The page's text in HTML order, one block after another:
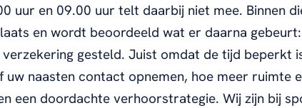
uur en 09.00 uur telt daarbij niet mee. Binnen
en wordt beoordeeld wat er daarna
verzekering gesteld. Juist omdat de tijd beperkt
uw naasten contact opnemen, hoe meer ruimte
een doordachte verhoorstrategie. Wij zijn bij